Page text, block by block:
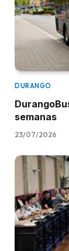
DURANGO
semanas
23/07/2026